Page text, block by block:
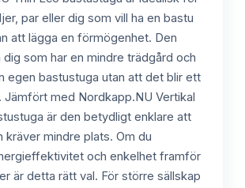
par eller dig som vill ha en bastu
att lägga en förmögenhet. Den
dig som har en mindre trädgård och
egen bastustuga utan att det blir ett
med Nordkapp.NU Vertikal
är den betydligt enklare att
kräver mindre plats. Om du
och enkelhet framför
är detta rätt val. För större sällskap